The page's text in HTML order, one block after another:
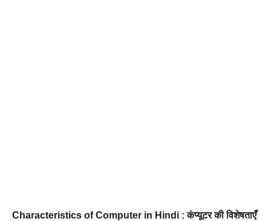
Characteristics of Computer in Hindi : कंप्यूटर की विशेषताएँ